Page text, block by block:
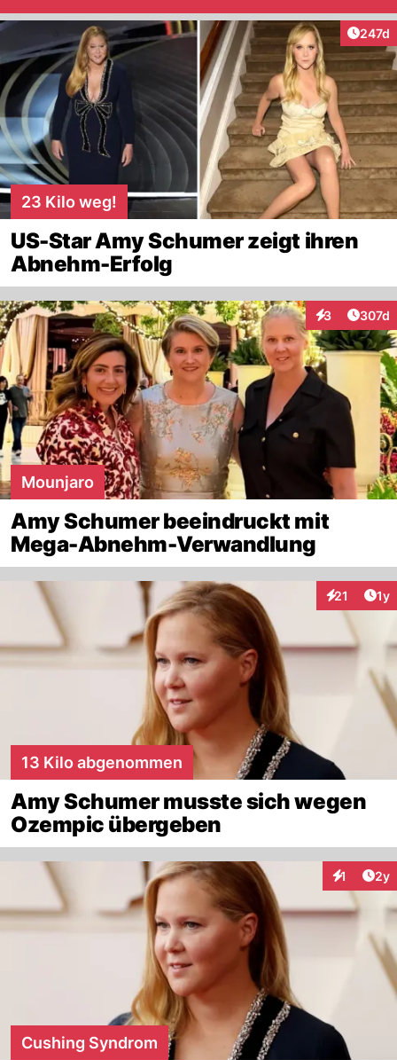
247d
23 Kilo weg!
US-Star Amy Schumer zeigt ihren
Abnehm-Erfolg
3
Interaktionen
307d
Mounjaro
Amy Schumer beeindruckt mit
Mega-Abnehm-Verwandlung
21 1y
13 Kilo abgenommen
Amy Schumer musste sich wegen
Ozempic übergeben
1 2y
Cushing Syndrom